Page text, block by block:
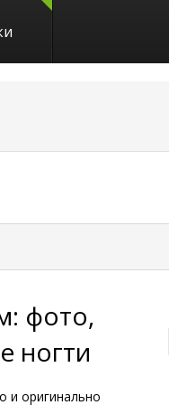
фото,
ногти
и оригинально